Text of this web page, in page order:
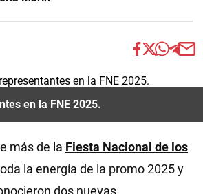
en la FNE 2025.
más de la Fiesta Nacional de los
la energía de la promo 2025 y
dos nuevas